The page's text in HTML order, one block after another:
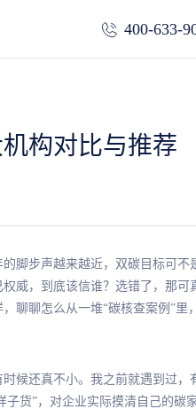
400-633-
构对比与推荐
脚步声越来越近，双碳目标可不
威，到底该信谁？选错了，那可
聊聊怎么从一堆“碳核查案例”里
时候还真不小。我之前就遇到过，
货”，对企业实际摸清自己的碳